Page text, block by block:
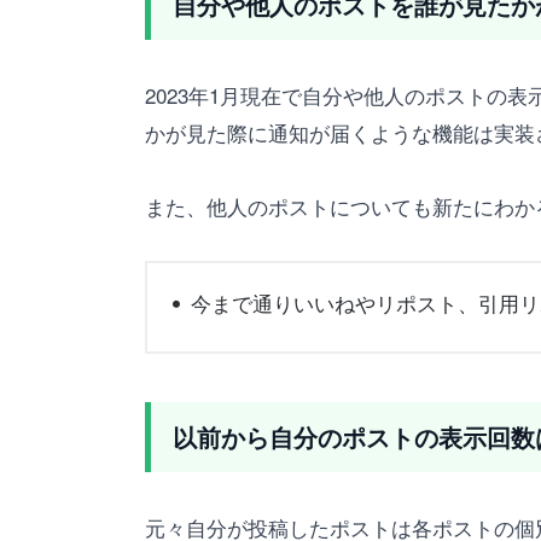
2023年1月現在で自分や他人のポストの
かが見た際に通知が届くような機能は実
また、他人のポストについても新たにわ
今まで通りいいねやリポスト、引用
以前から自分のポストの表示回
元々自分が投稿したポストは各ポストの